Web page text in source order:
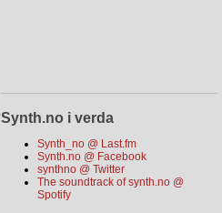
Synth.no i verda
Synth_no @ Last.fm
Synth.no @ Facebook
synthno @ Twitter
The soundtrack of synth.no @
Spotify